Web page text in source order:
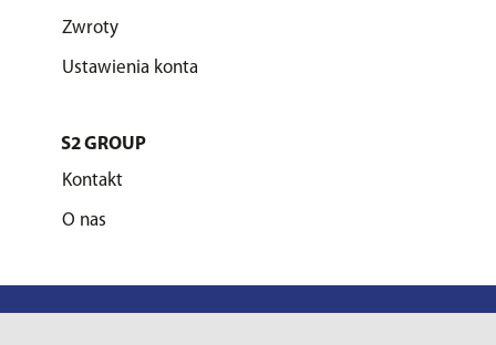
Zwroty
Ustawienia konta
S2 GROUP
Kontakt
O nas